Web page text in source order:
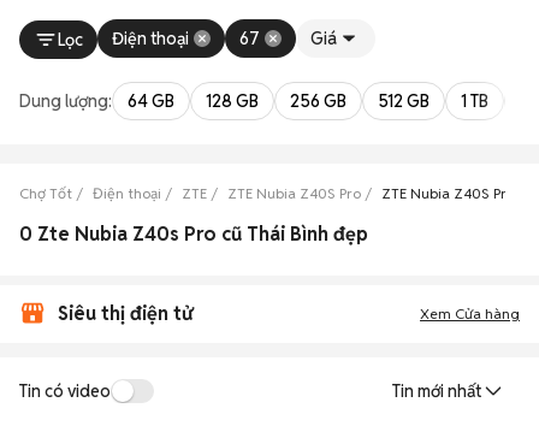
Lọc Điện thoại 67 Giá
Dung lượng: 64 GB 128 GB 256 GB 512 GB 1 TB
Chợ Tốt Điện thoại ZTE ZTE Nubia Z40S Pro ZTE Nubia Z40S Pro
0 Zte Nubia Z40s Pro cũ Thái Bình đẹp
Siêu thị điện tử Xem Cửa hàng
Tin có video Tin mới nhất